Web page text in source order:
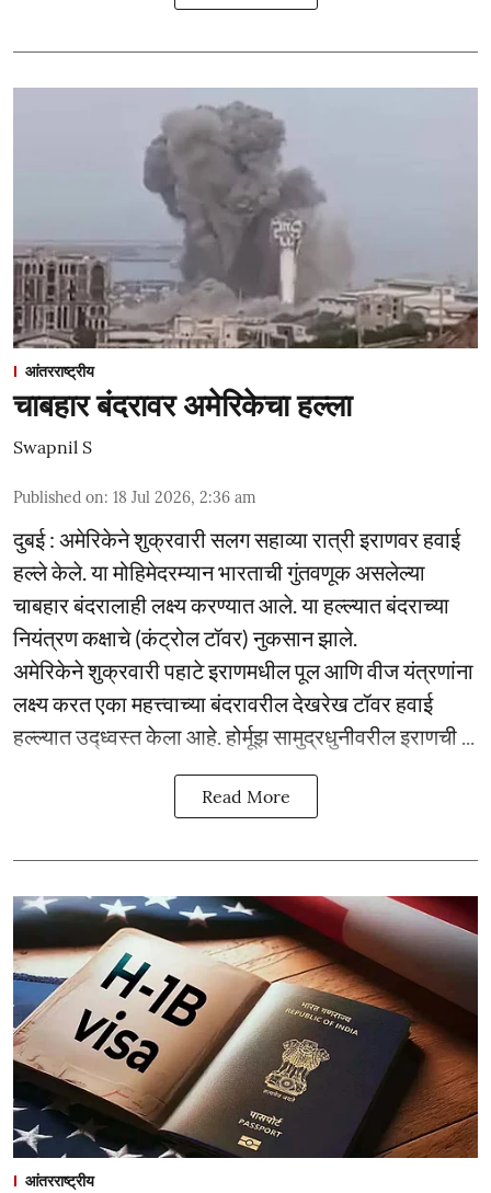
आंतरराष्ट्रीय
चाबहार बंदरावर अमेरिकेचा हल्ला
Swapnil S
Published on: 18 Jul 2026, 2:36 am
दुबई : अमेरिकेने शुक्रवारी सलग सहाव्या रात्री इराणवर हवाई
हल्ले केले. या मोहिमेदरम्यान भारताची गुंतवणूक असलेल्या
चाबहार बंदरालाही लक्ष्य करण्यात आले. या हल्ल्यात बंदराच्या
नियंत्रण कक्षाचे (कंट्रोल टॉवर) नुकसान झाले.
अमेरिकेने शुक्रवारी पहाटे इराणमधील पूल आणि वीज यंत्रणांना
लक्ष्य करत एका महत्त्वाच्या बंदरावरील देखरेख टॉवर हवाई
हल्ल्यात उद्ध्वस्त केला आहे. होर्मूझ सामुद्रधुनीवरील इराणची ...
Read More
आंतरराष्ट्रीय